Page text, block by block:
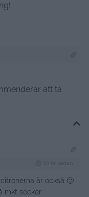
att ta
är också 🙂
mkt socker.